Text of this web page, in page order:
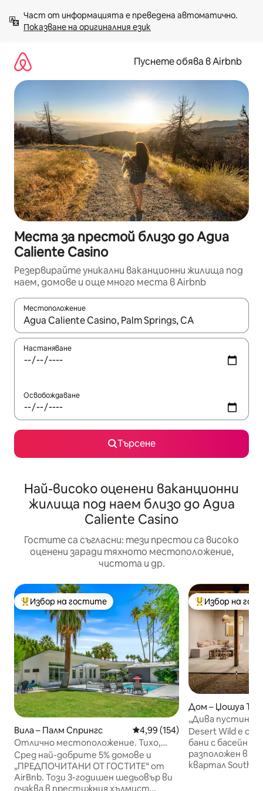
към
съдържанието
Показване на оригиналния език
Пуснете обява в Airbnb
Места за престой близо до Agua
Caliente Casino
Резервирайте уникални ваканционни жилища под
наем, домове и още много места в Airbnb
Местоположение
Когато резултатите се покажат, използвайте
Настаняване
Освобождаване
Търсене
Най-високо оценени ваканционни
жилища под наем близо до Agua
Caliente Casino
Гостите са съгласни: тези престои са високо
оценени заради тяхното местоположение,
чистота и др.
Най-популярен избор на гостите
Избор на гостите
Вила – Палм Спрингс Средна оценка: 4,99 от 5,
4,99 (154)
Отлично местоположение. Тихо,
шикозно и уединено. Близо до
центъра
Сред най-добрите 5% домове и
„ПРЕДПОЧИТАНИ ОТ ГОСТИТЕ“ от
AirBnb. Този 3-годишен шедьовър ви
очаква в престижния хълмист
Най-популярен
Избор на
Дом – Џошуа Три
„Дива пустиня“
и хидромасажна
Desert Wild е
бани с басейн и
разположен в
квартал South